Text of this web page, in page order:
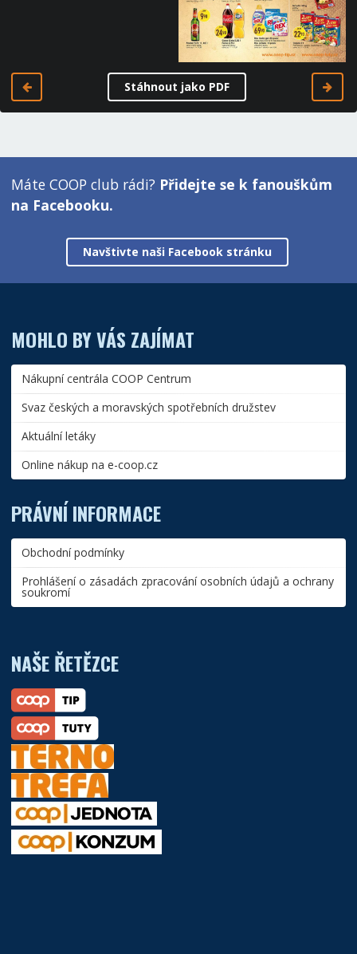
Stáhnout jako PDF
Máte COOP club rádi? Přidejte se k fanouškům
na Facebooku.
Navštivte naši Facebook stránku
MOHLO BY VÁS ZAJÍMAT
Nákupní centrála COOP Centrum
Svaz českých a moravských spotřebních družstev
Aktuální letáky
Online nákup na e-coop.cz
PRÁVNÍ INFORMACE
Obchodní podmínky
Prohlášení o zásadách zpracování osobních údajů a ochrany
soukromí
NAŠE ŘETĚZCE